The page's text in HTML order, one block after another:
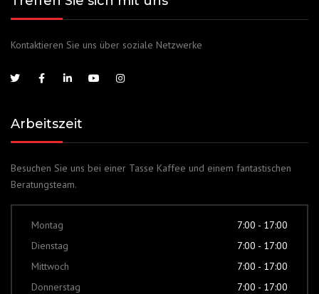
Kontaktieren Sie uns über soziale Netzwerke
Arbeitszeit
Besuchen Sie uns bei einer Tasse Kaffee und einem fantastischen
Beratungsteam.
Montag
7:00 - 17:00
Dienstag
7:00 - 17:00
Mittwoch
7:00 - 17:00
Donnerstag
7:00 - 17:00